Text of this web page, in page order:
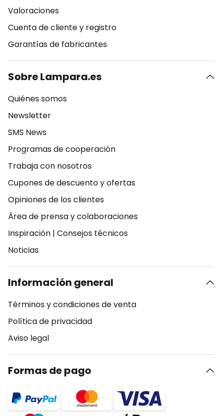
Valoraciones
Cuenta de cliente y registro
Garantías de fabricantes
Sobre Lampara.es
Quiénes somos
Newsletter
SMS News
Programas de cooperación
Trabaja con nosotros
Cupones de descuento y ofertas
Opiniones de los clientes
Área de prensa y colaboraciones
Inspiración | Consejos técnicos
Noticias
Información general
Términos y condiciones de venta
Política de privacidad
Aviso legal
Formas de pago